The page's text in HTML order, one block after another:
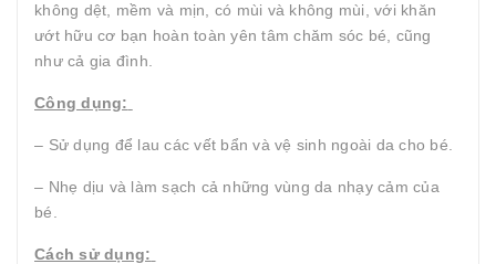
không dệt, mềm và mịn, có mùi và không mùi, với khăn
ướt hữu cơ bạn hoàn toàn yên tâm chăm sóc bé, cũng
như cả gia đình.
Công dụng:
– Sử dụng để lau các vết bẩn và vệ sinh ngoài da cho bé.
– Nhẹ dịu và làm sạch cả những vùng da nhạy cảm của
bé.
Cách sử dụng: